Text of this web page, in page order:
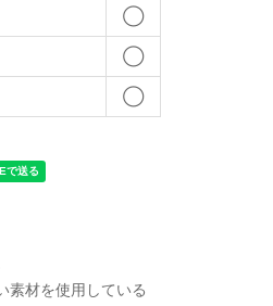
◯
◯
◯
素材を使用している